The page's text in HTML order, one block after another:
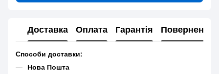
Доставка Оплата Гарантія Повернення
Способи доставки:
Нова Пошта